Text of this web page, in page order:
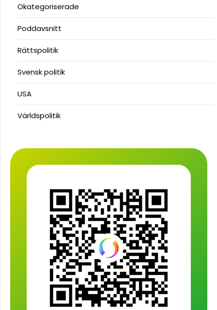
Okategoriserade
Poddavsnitt
Rättspolitik
Svensk politik
USA
Världspolitik